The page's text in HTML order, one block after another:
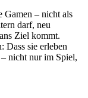
Gamen – nicht als
darf, neu
Ziel kommt.
Dass sie erleben
nicht nur im Spiel,